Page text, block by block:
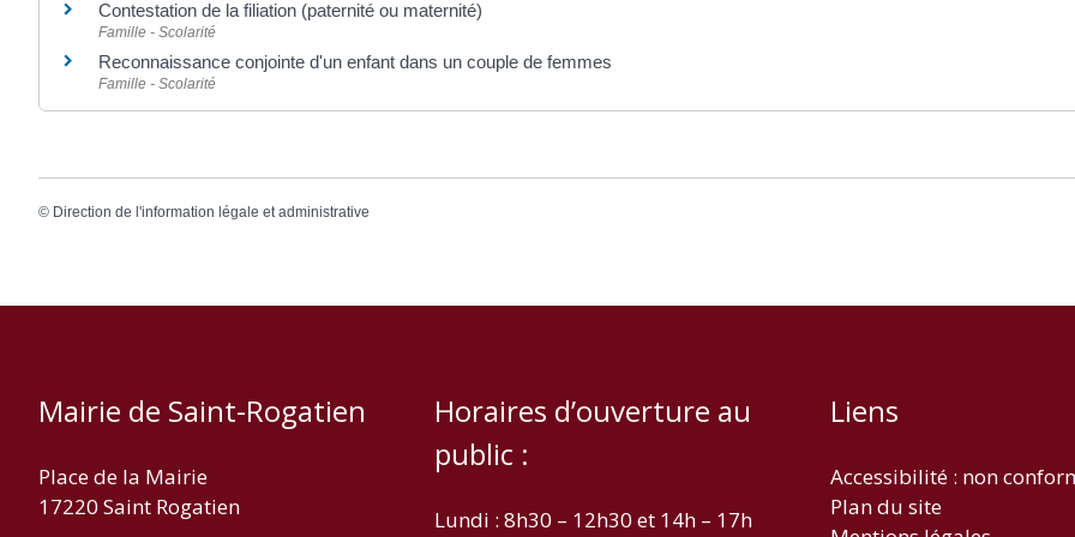
Contestation de la filiation (paternité ou maternité)
Famille - Scolarité
Reconnaissance conjointe d'un enfant dans un couple de femmes
Famille - Scolarité
© Direction de l'information légale et administrative
Mairie de Saint-Rogatien
Place de la Mairie
17220 Saint Rogatien
Horaires d’ouverture au
public :
Lundi : 8h30 – 12h30 et 14h – 17h
Liens
Accessibilité : non
Plan du site